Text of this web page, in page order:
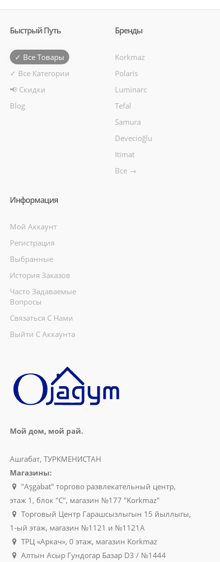
Быстрый Путь
✓ Все Товары
✓ Все Категории
📢 Скидки
Blog
Бренды
Korkmaz
Polaris
Luminarc
Tefal
Samura
Devecioğlu
Itimat
Все →
Информация
Мой Аккаунт
Регистрация
Выбранные
История Заказов
Часто Задаваемые
Вопросы
Связаться С Нами
Выйти С Аккаунта
Мой дом, мой рай.
Ашгабат, ТУРКМЕНИСТАН
Магазины:
"Aşgabat" торгово развлекательный центр,
этаж 1, блок "C", магазин №177 "Korkmaz"
Торговый Центр Гарашсызлыгын 15 йыллыгы,
1-ый этаж, магазин №1121 и №1121A
ТРЦ «Аркач», 0 этаж, магазин Korkmaz
Алтын Асыр Гундогар Базар D3 / №1444